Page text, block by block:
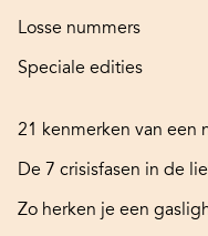
Losse nummers
Speciale edities
21 kenmerken van een
De 7 crisisfasen in de
Zo herken je een